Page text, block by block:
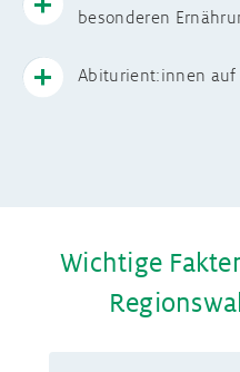
besonderen
Abiturient:innen auf
Wichtige